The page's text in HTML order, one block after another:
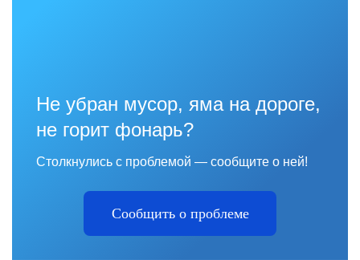
Не убран мусор, яма на дороге,
не горит фонарь?
Столкнулись с проблемой — сообщите о ней!
Сообщить о проблеме